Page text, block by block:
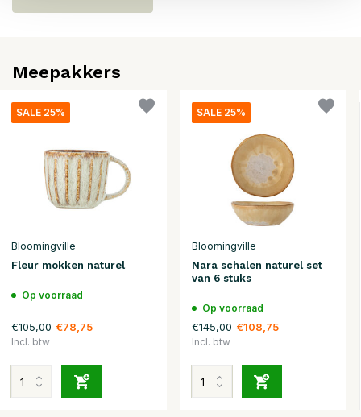
Meepakkers
SALE 25%
Bloomingville
Fleur mokken naturel
Op voorraad
€105,00 €78,75
Incl. btw
SALE 25%
Bloomingville
Nara schalen naturel set
van 6 stuks
Op voorraad
€145,00 €108,75
Incl. btw